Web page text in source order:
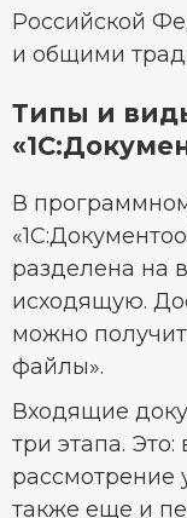
Российской
и общими
Типы и
В
разделена на
исходящую.
можно
файлы».
Входящие
три этапа. Это:
также еще и